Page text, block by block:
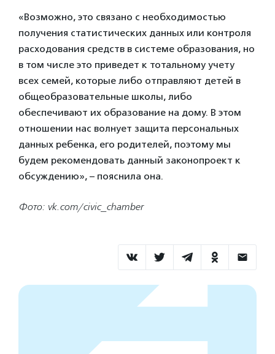
«Возможно, это связано с необходимостью
получения статистических данных или контроля
расходования средств в системе образования, но
в том числе это приведет к тотальному учету
всех семей, которые либо отправляют детей в
общеобразовательные школы, либо
обеспечивают их образование на дому. В этом
отношении нас волнует защита персональных
данных ребенка, его родителей, поэтому мы
будем рекомендовать данный законопроект к
обсуждению», – пояснила она.
Фото: vk.com/civic_chamber